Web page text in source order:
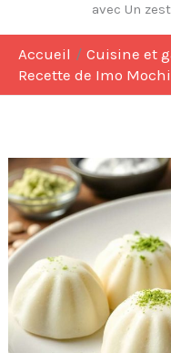
avec Un
Accueil
Cuisine et
Recette de Imo